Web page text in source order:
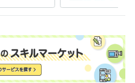
ネシア株」高配当投資 ビットコ
な仮想通貨の投資法 FIRE実現す！